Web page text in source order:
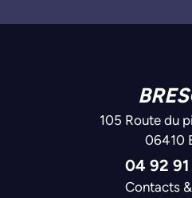
105 Route du
06410
04 92 91
Contacts